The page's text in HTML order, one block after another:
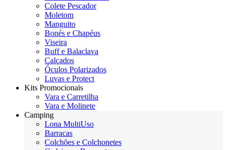
Colete Pescador
Moletom
Manguito
Bonés e Chapéus
Viseira
Buff e Balaclava
Calçados
Óculos Polarizados
Luvas e Protect
Kits Promocionais
Vara e Carretilha
Vara e Molinete
Camping
Lona MultiUso
Barracas
Colchões e Colchonetes